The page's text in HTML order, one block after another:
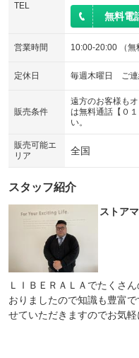
TEL
無料電
営業時間 10:00-20:00 （無
定休日 毎週木曜日 ご連
販売条件
遠方のお客様も
は無料通話【０
い。
販売可能エ
リア
全国
スタッフ紹介
ストア
ＬＩＢＥＲＡＬＡでたくさ
おりましたので知識も豊富
せていただきますのでお気軽